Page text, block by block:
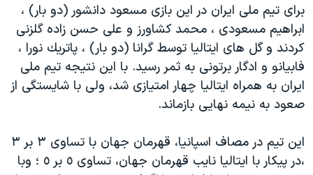
حقوق شهروندی
اقتصادی
علم و فناوری
اسرائیل در جنگ
گالری عکس
آرشیو پخش زنده
انتخابات ریاست جمهوری آمریکا ۲۰۲۴
حمله جمهوری اسلامی به اسرائیل
رمز مهسا
ورزش زنان در ایران
اعتراضات زن، زندگی، آزادی
مجموعه مستندهای دادخواهی
تریبونال مردمی آبان ۹۸
زبانهای مختلف
برای تیم ملی ایران در این بازی مسعود دانشور (دو بار) ،
ابراهیم مسعودی ، محمد كشاورز و علی حسن زاده گلزنی
كردند و گل های ایتالیا توسط گرانا (دو بار) ، پاتریك نورا ،
فابیانو و ادگار برتونی به ثمر رسید. با این نتیجه تیم ملی
ایران به همراه ایتالیا چهار امتیازی شد، ولی با شایستگی از
صعود به نیمه نهایی بازماند.
این تیم در مصاف اسپانیا، قهرمان جهان با تساوی ٣ بر ٣
،در پیکار با ایتالیا نایب قهرمان جهان، تساوی ٥ بر ٥ ؛ وبا